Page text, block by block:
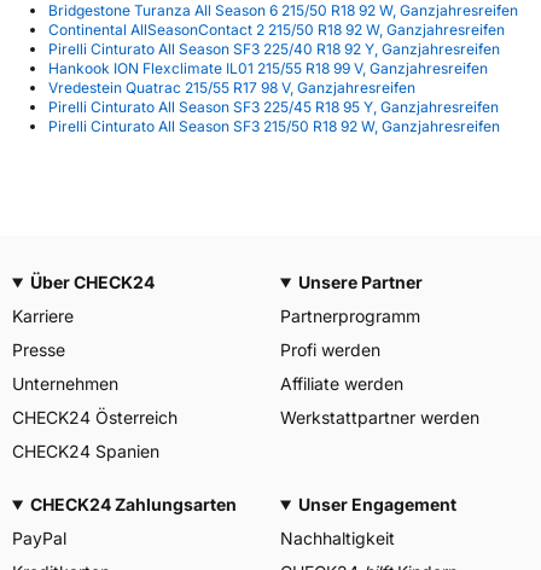
Bridgestone Turanza All Season 6 215/50 R18 92 W, Ganzjahresreifen
Continental AllSeasonContact 2 215/50 R18 92 W, Ganzjahresreifen
Pirelli Cinturato All Season SF3 225/40 R18 92 Y, Ganzjahresreifen
Hankook ION Flexclimate IL01 215/55 R18 99 V, Ganzjahresreifen
Vredestein Quatrac 215/55 R17 98 V, Ganzjahresreifen
Pirelli Cinturato All Season SF3 225/45 R18 95 Y, Ganzjahresreifen
Pirelli Cinturato All Season SF3 215/50 R18 92 W, Ganzjahresreifen
Über CHECK24
Karriere
Presse
Unternehmen
CHECK24 Österreich
CHECK24 Spanien
Unsere Partner
Partnerprogramm
Profi werden
Affiliate werden
Werkstattpartner werden
CHECK24 Zahlungsarten
PayPal
Unser Engagement
Nachhaltigkeit